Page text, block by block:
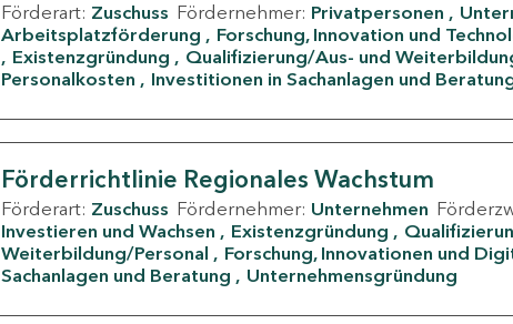
Förderart: Zuschuss Fördernehmer: Privatpersonen
Arbeitsplatzförderung
Forschung, Innovation und
Existenzgründung
Qualifizierung/Aus- und
Personalkosten
Investitionen in Sachanlagen und
Förderrichtlinie Regionales Wachstum
Förderart: Zuschuss Fördernehmer: Unternehmen
Investieren und Wachsen
Existenzgründung
Weiterbildung/Personal
Forschung, Innovationen und
Sachanlagen und Beratung
Unternehmensgründung